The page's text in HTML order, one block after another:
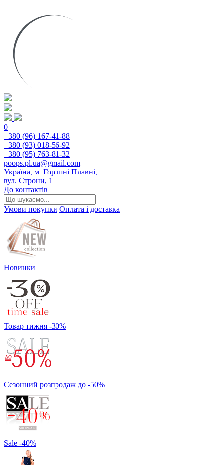
0
+380 (96) 167-41-88
+380 (93) 018-56-92
+380 (95) 763-81-32
poops.pl.ua@gmail.com
Україна, м. Горішні Плавні,
вул. Строни, 1
До контактів
Умови покупки Оплата і доставка
Новинки
Товар тижня -30%
Сезонний розпродаж до -50%
Sale -40%